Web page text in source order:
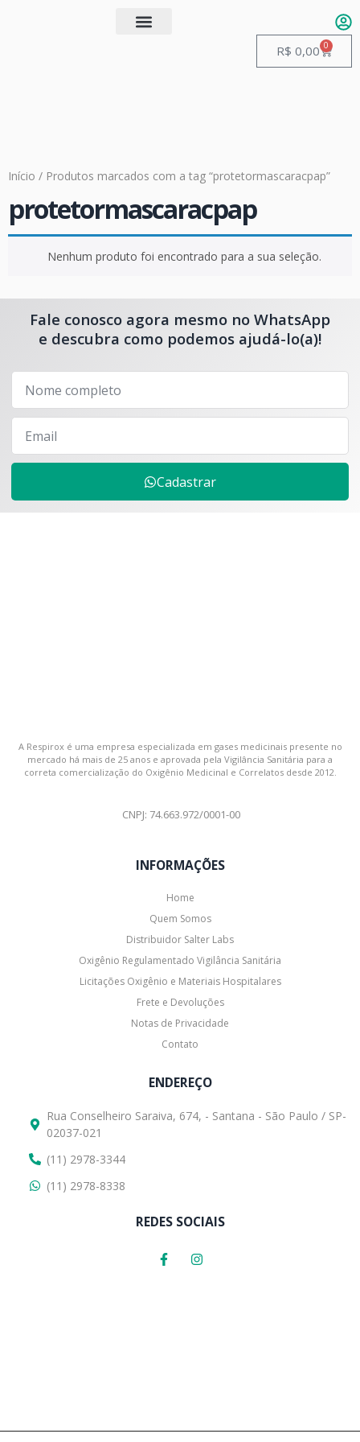
R$ 0,00 0
Início / Produtos marcados com a tag “protetormascaracpap”
protetormascaracpap
Nenhum produto foi encontrado para a sua seleção.
Fale conosco agora mesmo no WhatsApp
e descubra como podemos ajudá-lo(a)!
Cadastrar
A Respirox é uma empresa especializada em gases medicinais presente no
mercado há mais de 25 anos e aprovada pela Vigilância Sanitária para a
correta comercialização do Oxigênio Medicinal e Correlatos desde 2012.
CNPJ: 74.663.972/0001-00
INFORMAÇÕES
Home
Quem Somos
Distribuidor Salter Labs
Oxigênio Regulamentado Vigilância Sanitária
Licitações Oxigênio e Materiais Hospitalares
Frete e Devoluções
Notas de Privacidade
Contato
ENDEREÇO
Rua Conselheiro Saraiva, 674, - Santana - São Paulo / SP-
02037-021
(11) 2978-3344
(11) 2978-8338
REDES SOCIAIS